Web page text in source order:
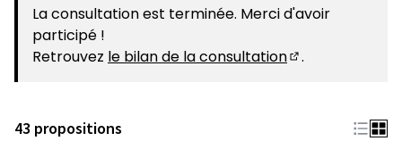
La consultation est terminée. Merci d'avoir
participé !
Retrouvez le bilan de la consultation .
43 propositions